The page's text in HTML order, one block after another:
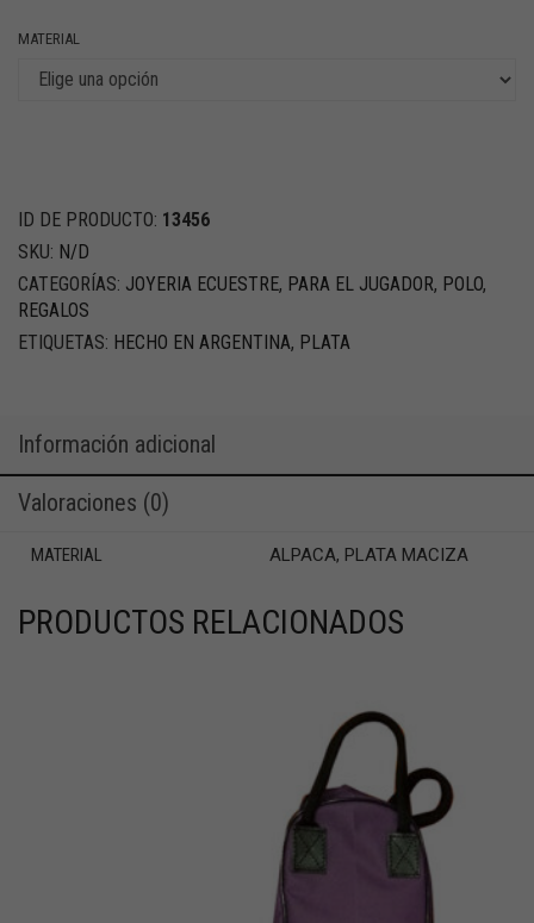
MATERIAL
ID DE PRODUCTO: 13456
SKU: N/D
CATEGORÍAS: JOYERIA ECUESTRE, PARA EL JUGADOR, POLO,
REGALOS
ETIQUETAS: HECHO EN ARGENTINA, PLATA
Información adicional
Valoraciones (0)
MATERIAL ALPACA, PLATA MACIZA
PRODUCTOS RELACIONADOS